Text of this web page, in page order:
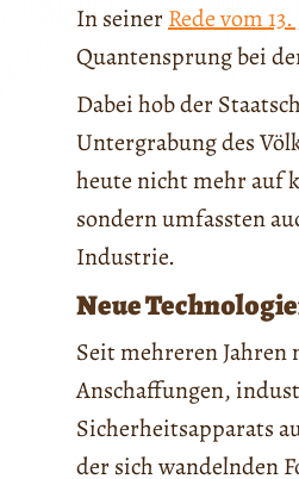
In seinerRede vom
Quantensprung bei
Dabei hob der
Untergrabung des
heute nicht mehr auf
sondern umfassten
Industrie.
Neue
Seit mehreren
Anschaffungen,
Sicherheitsapparats
der sich wandelnden